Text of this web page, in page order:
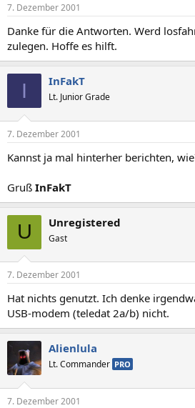
7. Dezember 2001
Danke für die Antworten. Werd
zulegen. Hoffe es hilft.
I InFakT
Lt. Junior Grade
7. Dezember 2001
Kannst ja mal hinterher berichten,
Gruß InFakT
U Unregistered
Gast
7. Dezember 2001
Hat nichts genutzt. Ich denke
USB-modem (teledat 2a/b) nicht.
Alienlula
Lt. Commander PRO
7. Dezember 2001